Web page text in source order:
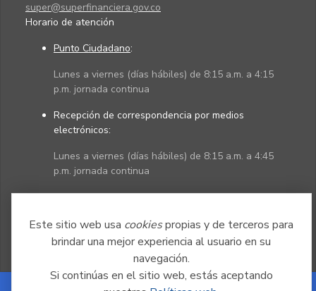
Este sitio web usa cookiespropias y de terceros para
brindar una mejor experiencia al usuario en su
navegación.
Si continúas en el sitio web, estás aceptando
super@superfinanciera.gov.co
Horario de atención
Punto Ciudadano:
Lunes a viernes (días hábiles) de 8:15 a.m. a 4:15
p.m. jornada continua
Recepción de correspondencia por medios
electrónicos:
Lunes a viernes (días hábiles) de 8:15 a.m. a 4:45
p.m. jornada continua